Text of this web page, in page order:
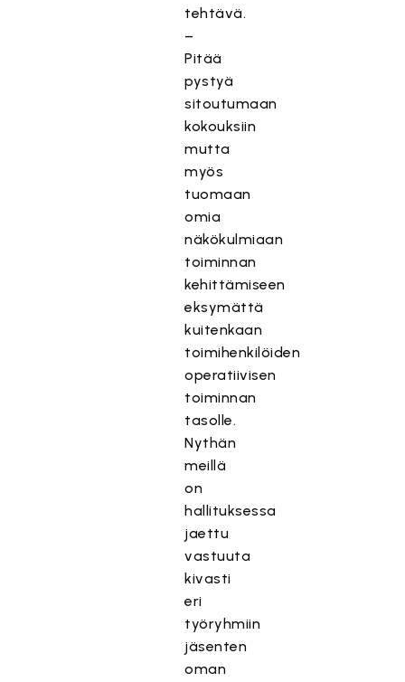
tehtävä.
–
Pitää
pystyä
sitoutumaan
kokouksiin
mutta
myös
tuomaan
omia
näkökulmiaan
toiminnan
kehittämiseen
eksymättä
kuitenkaan
toimihenkilöiden
operatiivisen
toiminnan
tasolle.
Nythän
meillä
on
hallituksessa
jaettu
vastuuta
kivasti
eri
työryhmiin
jäsenten
oman